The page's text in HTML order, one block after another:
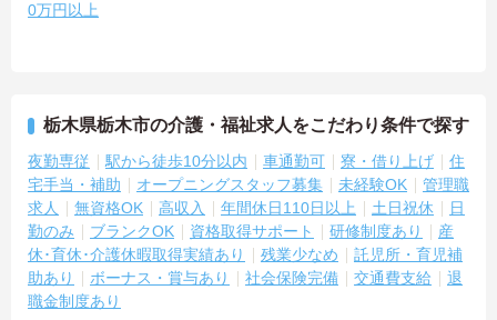
0万円以上
栃木県栃木市の介護・福祉求人をこだわり条件で探す
夜勤専従 駅から徒歩10分以内 車通勤可 寮・借り上げ
住
宅手当・補助
オープニングスタッフ募集 未経験OK
管理職
求人
無資格OK 高収入 年間休日110日以上 土日祝休
日
勤のみ
ブランクOK 資格取得サポート 研修制度あり
産
休･育休･介護休暇取得実績あり
残業少なめ
託児所・育児補
助あり
ボーナス・賞与あり 社会保険完備 交通費支給
退
職金制度あり